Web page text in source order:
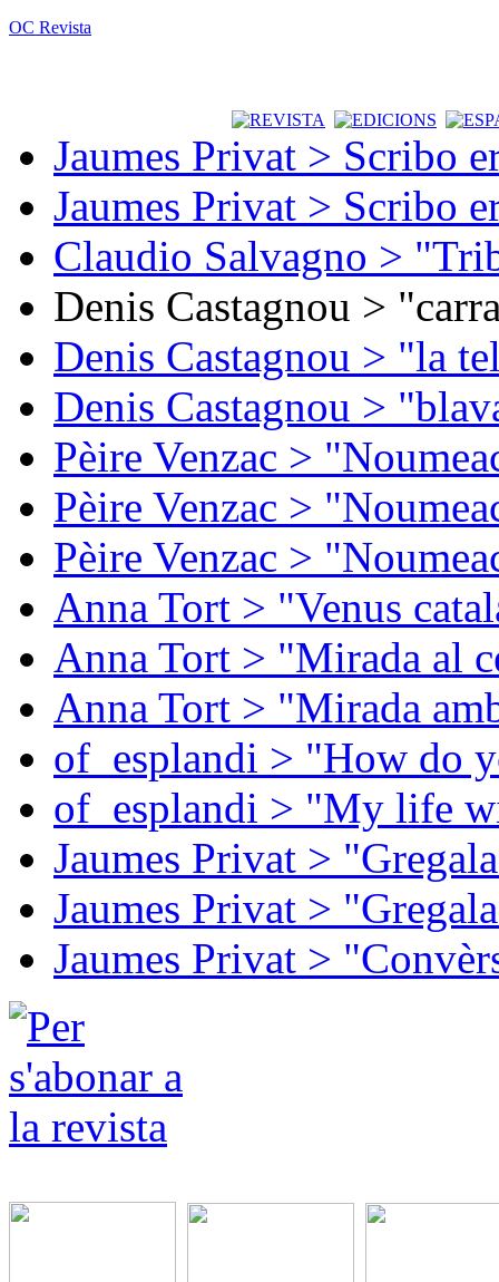
OC Revista
Jaumes Privat > Scribo
Jaumes Privat > Scribo
Claudio Salvagno >
Denis Castagnou >
Denis Castagnou > "la
Denis Castagnou >
Pèire Venzac >
Pèire Venzac >
Pèire Venzac >
Anna Tort > "Venus
Anna Tort > "Mirada al
Anna Tort > "Mirada
of_esplandi > "How do
of_esplandi > "My life
Jaumes Privat >
Jaumes Privat >
Jaumes Privat >